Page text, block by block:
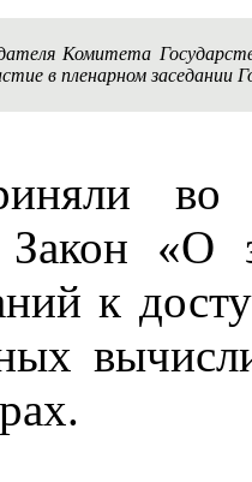
Комитета
в пленарном заседании
«О
к